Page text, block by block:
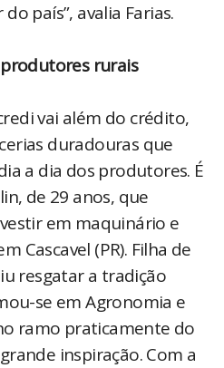
país”, avalia Farias.
rurais
vai além do crédito,
duradouras que
a dia dos produtores. É
de 29 anos, que
em maquinário e
Cascavel (PR). Filha de
resgatar a tradição
se em Agronomia e
ramo praticamente do
inspiração. Com a